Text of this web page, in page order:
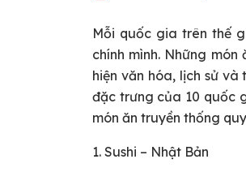
Mỗi quốc gia trên thế
chính mình. Những
hiện văn hóa, lịch sử
đặc trưng của 10 quốc
món ăn truyền thống
1. Sushi – Nhật Bản